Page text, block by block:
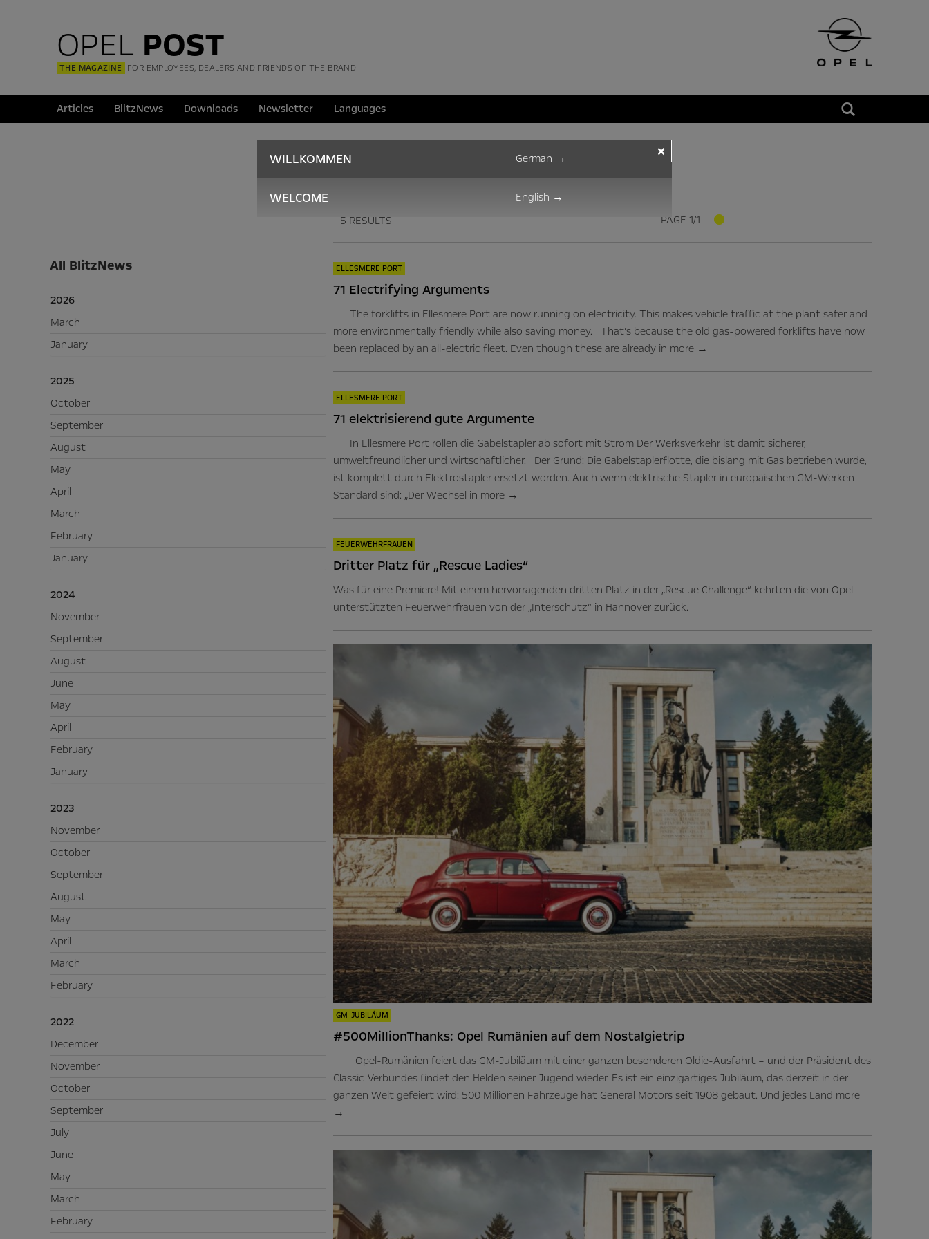
OPEL POST
THE MAGAZINE FOR EMPLOYEES, DEALERS AND FRIENDS OF THE BRAND
Articles BlitzNews Downloads Newsletter Languages
BlitzNews
5 RESULTS PAGE 1/1
ELLESMERE PORT
71 Electrifying Arguments
The forklifts in Ellesmere Port are now running on electricity. This makes vehicle traffic at the plant safer and
more environmentally friendly while also saving money. That’s because the old gas-powered forklifts have now
been replaced by an all-electric fleet. Even though these are already in more →
ELLESMERE PORT
71 elektrisierend gute Argumente
In Ellesmere Port rollen die Gabelstapler ab sofort mit Strom Der Werksverkehr ist damit sicherer,
umweltfreundlicher und wirtschaftlicher. Der Grund: Die Gabelstaplerflotte, die bislang mit Gas betrieben wurde,
ist komplett durch Elektrostapler ersetzt worden. Auch wenn elektrische Stapler in europäischen GM-Werken
Standard sind: „Der Wechsel in more →
FEUERWEHRFRAUEN
Dritter Platz für „Rescue Ladies“
Was für eine Premiere! Mit einem hervorragenden dritten Platz in der „Rescue Challenge“ kehrten die von Opel
unterstützten Feuerwehrfrauen von der „Interschutz“ in Hannover zurück.
GM-JUBILÄUM
#500MillionThanks: Opel Rumänien auf dem Nostalgietrip
Opel-Rumänien feiert das GM-Jubiläum mit einer ganzen besonderen Oldie-Ausfahrt – und der Präsident des
Classic-Verbundes findet den Helden seiner Jugend wieder. Es ist ein einzigartiges Jubiläum, das derzeit in der
ganzen Welt gefeiert wird: 500 Millionen Fahrzeuge hat General Motors seit 1908 gebaut. Und jedes Land more
→
All BlitzNews
2026
March
January
2025
October
September
August
May
April
March
February
January
2024
November
September
August
June
May
April
February
January
2023
November
October
September
August
May
April
March
February
2022
December
November
October
September
July
June
May
March
February
×
WILLKOMMEN German →
WELCOME English →